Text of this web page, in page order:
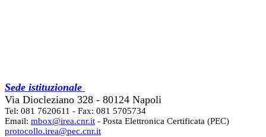
Sede istituzionale
Via Diocleziano 328 - 80124 Napoli
Tel: 081 7620611 - Fax: 081 5705734
Email: mbox@irea.cnr.it - Posta Elettronica Certificata (PEC)
protocollo.irea@pec.cnr.it